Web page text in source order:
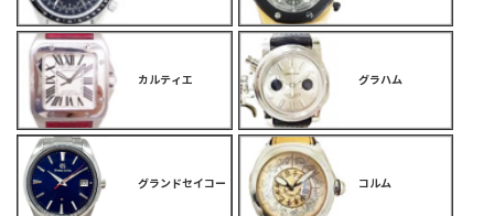
カルティエ グラハム
グランドセイコー コルム